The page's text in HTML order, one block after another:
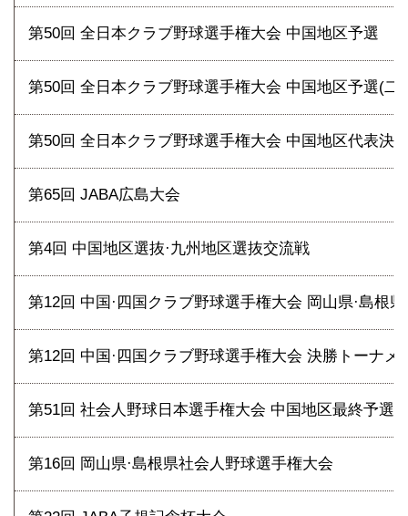
第50回 全日本クラブ野球選手権大会 中国地区予選
第50回 全日本クラブ野球選手権大会 中国地区予選(二
第50回 全日本クラブ野球選手権大会 中国地区代表決
第65回 JABA広島大会
第4回 中国地区選抜·九州地区選抜交流戦
第12回 中国·四国クラブ野球選手権大会 岡山県·島根
第12回 中国·四国クラブ野球選手権大会 決勝トーナメ
第51回 社会人野球日本選手権大会 中国地区最終予選
第16回 岡山県·島根県社会人野球選手権大会